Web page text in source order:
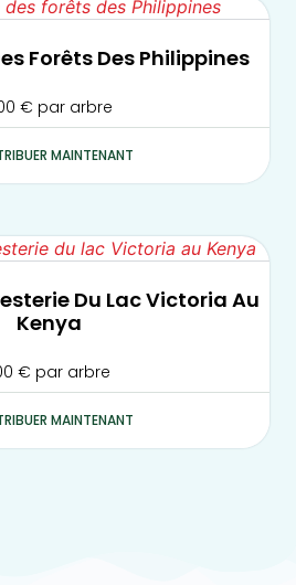
Forêts Des Philippines
€ par arbre
MAINTENANT
Du Lac Victoria Au
Kenya
€ par arbre
MAINTENANT